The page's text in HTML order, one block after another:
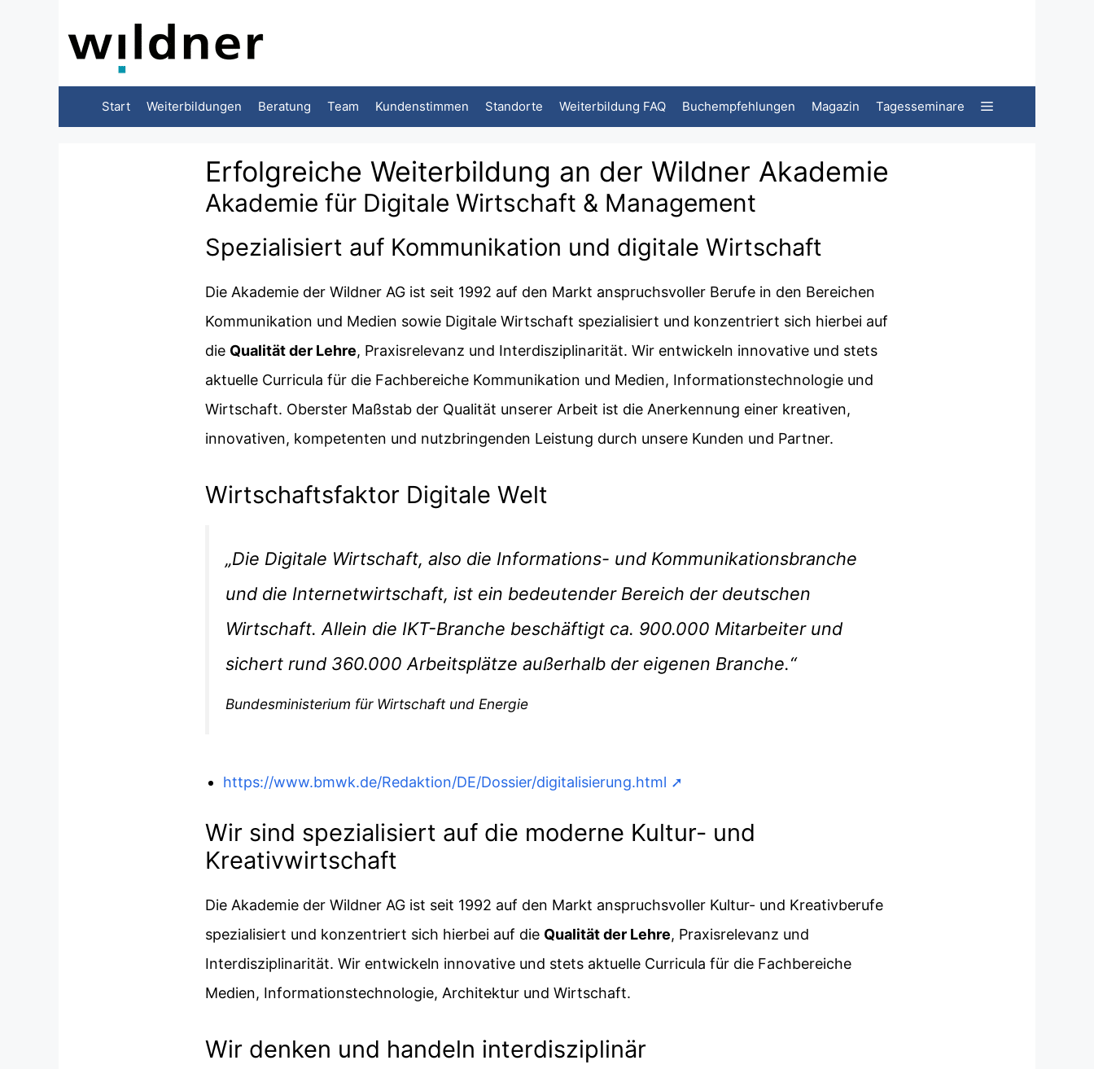
Start Weiterbildungen Beratung Team Kundenstimmen Standorte Weiterbildung FAQ Buchempfehlungen Magazin Tagesseminare
Erfolgreiche Weiterbildung an der Wildner Akademie
Akademie für Digitale Wirtschaft & Management
Spezialisiert auf Kommunikation und digitale Wirtschaft
Die Akademie der Wildner AG ist seit 1992 auf den Markt anspruchsvoller Berufe in den Bereichen
Kommunikation und Medien sowie Digitale Wirtschaft spezialisiert und konzentriert sich hierbei auf
die Qualität der Lehre, Praxisrelevanz und Interdisziplinarität. Wir entwickeln innovative und stets
aktuelle Curricula für die Fachbereiche Kommunikation und Medien, Informationstechnologie und
Wirtschaft. Oberster Maßstab der Qualität unserer Arbeit ist die Anerkennung einer kreativen,
innovativen, kompetenten und nutzbringenden Leistung durch unsere Kunden und Partner.
Wirtschaftsfaktor Digitale Welt
Die Digitale Wirtschaft, also die Informations- und Kommunikationsbranche
und die Internetwirtschaft, ist ein bedeutender Bereich der deutschen
Wirtschaft. Allein die IKT-Branche beschäftigt ca. 900.000 Mitarbeiter und
sichert rund 360.000 Arbeitsplätze außerhalb der eigenen Branche.
Bundesministerium für Wirtschaft und Energie
https://www.bmwk.de/Redaktion/DE/Dossier/digitalisierung.html
Wir sind spezialisiert auf die moderne Kultur- und
Kreativwirtschaft
Die Akademie der Wildner AG ist seit 1992 auf den Markt anspruchsvoller Kultur- und Kreativberufe
spezialisiert und konzentriert sich hierbei auf die Qualität der Lehre, Praxisrelevanz und
Interdisziplinarität. Wir entwickeln innovative und stets aktuelle Curricula für die Fachbereiche
Medien, Informationstechnologie, Architektur und Wirtschaft.
Wir denken und handeln interdisziplinär